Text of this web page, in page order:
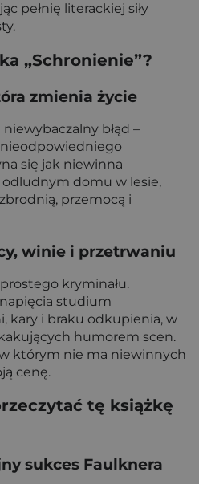
pełnię literackiej siły
„Schronienie”?
zmienia życie
błąd –
się jak niewinna
odludnym domu w lesie,
przemocą i
winie i przetrwaniu
kryminału.
napięcia studium
kary i braku odkupienia, w
humorem scen.
którym nie ma niewinnych
cenę.
tę książkę
sukces Faulknera